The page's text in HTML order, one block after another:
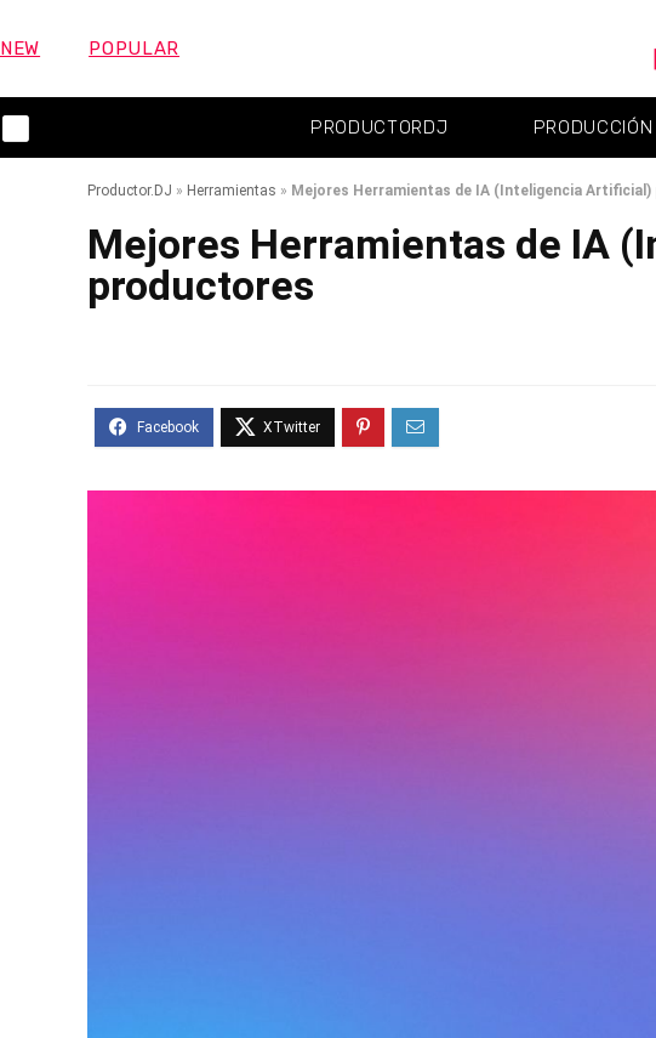
NEW POPULAR
PRODUCTORDJ PRODUCCIÓN
Productor.DJ » Herramientas » Mejores Herramientas de IA (Inteligencia
Mejores Herramientas de IA
productores